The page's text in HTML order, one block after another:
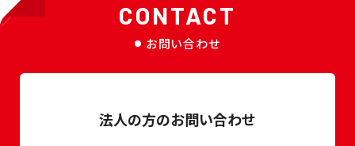
CONTACT
お問い合わせ
法人の方のお問い合わせ